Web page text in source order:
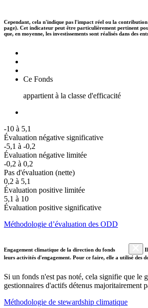
Cependant, cela n'indique pas l'impact réel ou la
page). Cet indicateur peut être particulièrement pertinent
que, en moyenne, les investissements sont réalisés dans
Ce Fonds
appartient à la classe d'efficacité
-10 à 5,1
Évaluation négative significative
-5,1 à -0,2
Évaluation négative limitée
-0,2 à 0,2
Pas d'évaluation (nette)
0,2 à 5,1
Évaluation positive limitée
5,1 à 10
Évaluation positive significative
Méthodologie d’évaluation des ODD
Engagement climatique de la direction du fonds
Il
leurs activités d'engagement. Pour ce faire, elle a utilisé des
Si un fonds n'est pas noté, cela signifie que le
gestionnaires d'actifs détenus majoritairement
Méthodologie de stewardship climatique